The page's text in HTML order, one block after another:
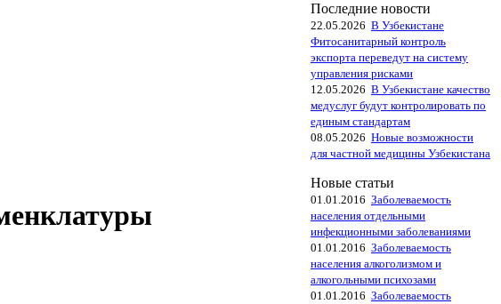
Последние новости
22.05.2026 В Узбекистане
Фитосанитарный контроль
экспорта переведут на систему
управления рисками
12.05.2026 В Узбекистане качество
медуслуг будут контролировать по
единым стандартам
08.05.2026 Новые возможности
для частной медицины Узбекистана
Новые статьи
01.01.2016 Заболеваемость
населения отдельными
инфекционными заболеваниями
01.01.2016 Заболеваемость
населения алкоголизмом и
алкогольными психозами
01.01.2016 Заболеваемость